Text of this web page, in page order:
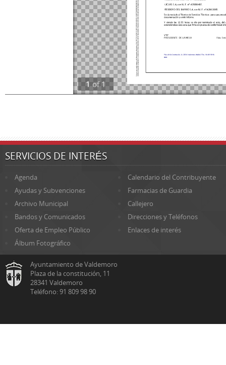
1 of 1
SERVICIOS DE INTERÉS
Agenda
Calendario del Contribuyente
Ayudas y Subvenciones
Farmacias de Guardia
Archivo Municipal
Callejero
Bandos y Comunicados
Direcciones y Teléfonos
Oferta de Empleo Público
Enlaces de interés
Álbum Fotográfico
Ayuntamiento de Valdemoro
Plaza de la constitución, 11
28341 Valdemoro
Teléfono: 91 809 98 90